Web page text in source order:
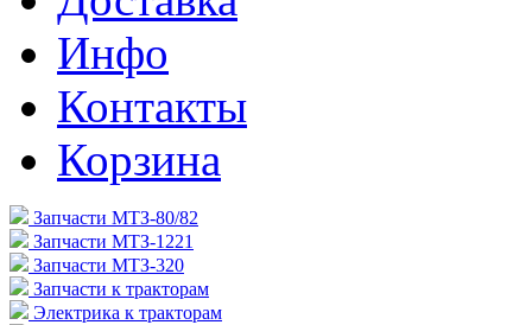
Инфо
Контакты
Корзина
Запчасти МТЗ-80/82
Запчасти МТЗ-1221
Запчасти МТЗ-320
Запчасти к тракторам
Электрика к тракторам